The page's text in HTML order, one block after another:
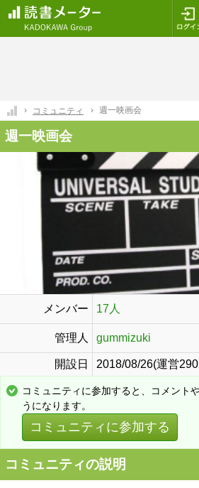
コミュニティ 週一映画会
週一映画会
メンバー 17人
管理人 gummizuki
開設日 2018/08/26(運営
コミュニティに参加すると、コメント
うになります。
コミュニティに参加する
コミュニティの説明